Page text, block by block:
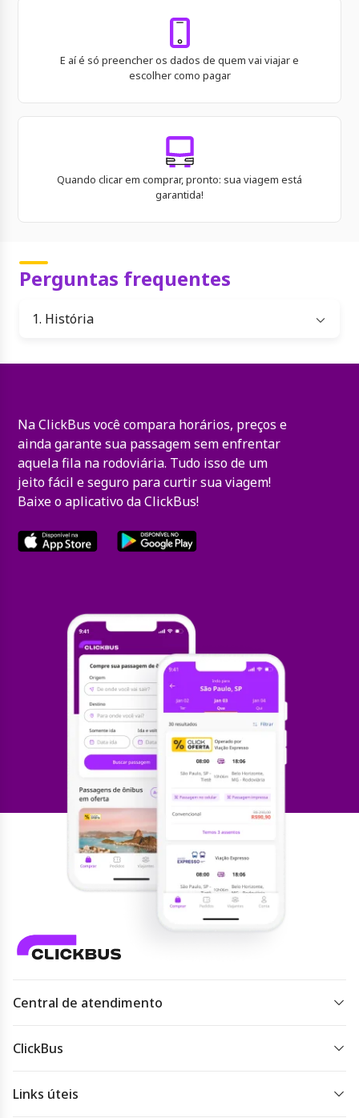
E aí é só preencher os dados de quem vai viajar e
escolher como pagar
Quando clicar em comprar, pronto: sua viagem está
garantida!
Perguntas frequentes
1. História
Na ClickBus você compara horários, preços e
ainda garante sua passagem sem enfrentar
aquela fila na rodoviária. Tudo isso de um
jeito fácil e seguro para curtir sua viagem!
Baixe o aplicativo da ClickBus!
Central de atendimento
Acessar
ClickBus
Imprensa
Links úteis